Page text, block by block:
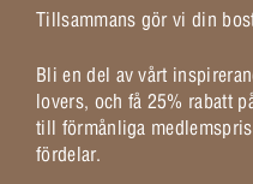
Tillsammans gör vi din
Bli en del av vårt
lovers, och få 25% rabatt
till förmånliga
fördelar.